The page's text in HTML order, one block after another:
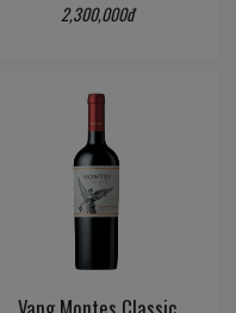
2,300,000đ